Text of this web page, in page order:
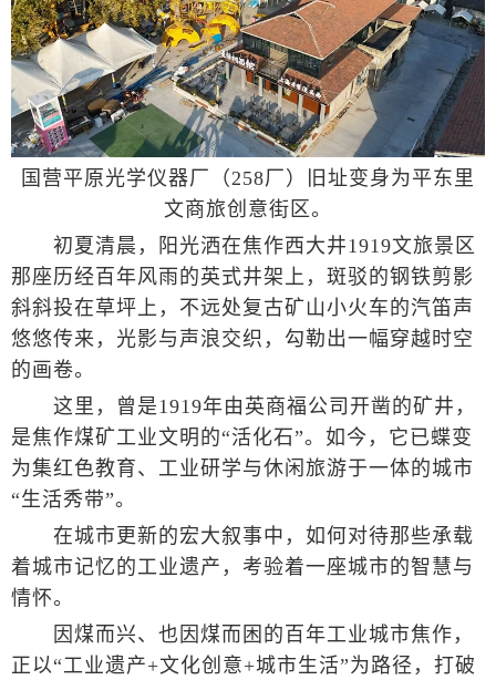
国营平原光学仪器厂（258厂）旧址变身为平东里
文商旅创意街区。
初夏清晨，阳光洒在焦作西大井1919文旅景区
那座历经百年风雨的英式井架上，斑驳的钢铁剪影
斜斜投在草坪上，不远处复古矿山小火车的汽笛声
悠悠传来，光影与声浪交织，勾勒出一幅穿越时空
的画卷。
这里，曾是1919年由英商福公司开凿的矿井，
是焦作煤矿工业文明的“活化石”。如今，它已蝶变
为集红色教育、工业研学与休闲旅游于一体的城市
“生活秀带”。
在城市更新的宏大叙事中，如何对待那些承载
着城市记忆的工业遗产，考验着一座城市的智慧与
情怀。
因煤而兴、也因煤而困的百年工业城市焦作，
正以“工业遗产+文化创意+城市生活”为路径，打破